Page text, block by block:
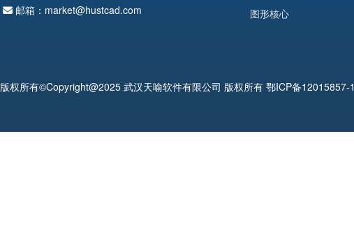
邮箱：market@hustcad.com
图形核心
版权所有©Copyright@2025 武汉天喻软件有限公司 版权所有 鄂ICP备12015857-1